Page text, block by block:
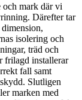
och mark där vi
Därefter tar
isolering och
träd och
frilagd installerar
fall samt
Slutligen
marken med